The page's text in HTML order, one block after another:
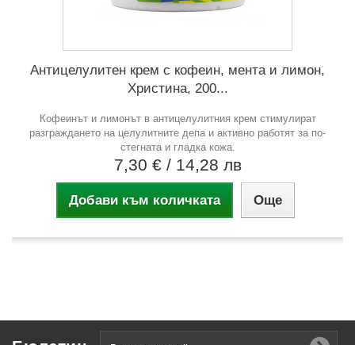
Антицелулитен крем с кофеин, мента и лимон,
Христина, 200...
Кофеинът и лимонът в антицелулитния крем стимулират
разграждането на целулитните депа и активно работят за по-
стегната и гладка кожа.
7,30 € / 14,28 лв
Добави към количката Още